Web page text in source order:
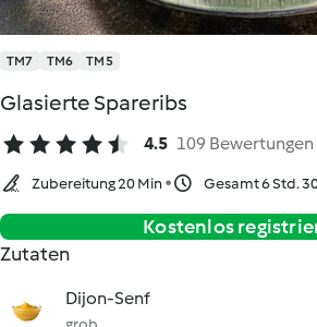
TM7 TM6 TM5
Glasierte Spareribs
4.5 109 Bewertungen
Zubereitung 20 Min Gesamt 6 Std.
Kostenlos
Zutaten
Dijon-Senf